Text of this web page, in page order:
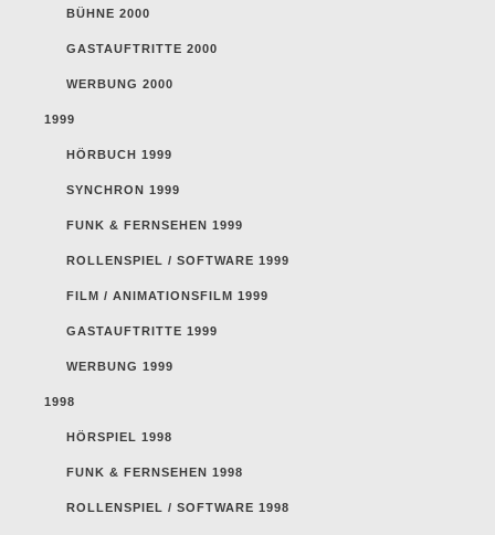
BÜHNE 2000
GASTAUFTRITTE 2000
WERBUNG 2000
1999
HÖRBUCH 1999
SYNCHRON 1999
FUNK & FERNSEHEN 1999
ROLLENSPIEL / SOFTWARE 1999
FILM / ANIMATIONSFILM 1999
GASTAUFTRITTE 1999
WERBUNG 1999
1998
HÖRSPIEL 1998
FUNK & FERNSEHEN 1998
ROLLENSPIEL / SOFTWARE 1998